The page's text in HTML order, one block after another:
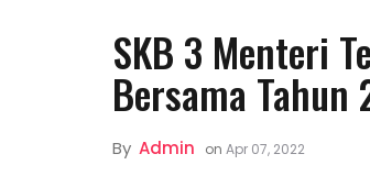
SKB 3 Menteri
Bersama Tahun
By Admin on Apr 07, 2022